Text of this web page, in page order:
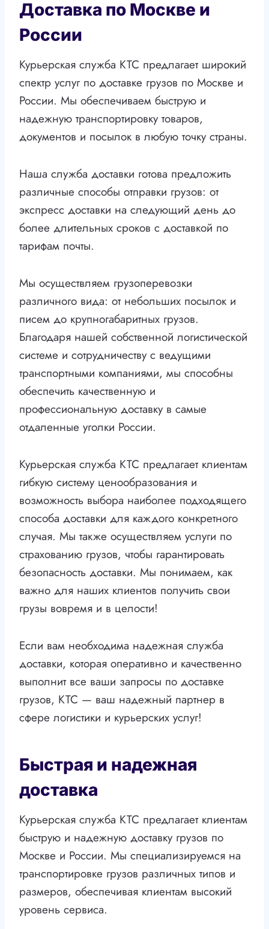
Доставка по Москве и
России
Курьерская служба КТС предлагает широкий
спектр услуг по доставке грузов по Москве и
России. Мы обеспечиваем быструю и
надежную транспортировку товаров,
документов и посылок в любую точку страны.
Наша служба доставки готова предложить
различные способы отправки грузов: от
экспресс доставки на следующий день до
более длительных сроков с доставкой по
тарифам почты.
Мы осуществляем грузоперевозки
различного вида: от небольших посылок и
писем до крупногабаритных грузов.
Благодаря нашей собственной логистической
системе и сотрудничеству с ведущими
транспортными компаниями, мы способны
обеспечить качественную и
профессиональную доставку в самые
отдаленные уголки России.
Курьерская служба КТС предлагает клиентам
гибкую систему ценообразования и
возможность выбора наиболее подходящего
способа доставки для каждого конкретного
случая. Мы также осуществляем услуги по
страхованию грузов, чтобы гарантировать
безопасность доставки. Мы понимаем, как
важно для наших клиентов получить свои
грузы вовремя и в целости!
Если вам необходима надежная служба
доставки, которая оперативно и качественно
выполнит все ваши запросы по доставке
грузов, КТС — ваш надежный партнер в
сфере логистики и курьерских услуг!
Быстрая и надежная
доставка
Курьерская служба КТС предлагает клиентам
быструю и надежную доставку грузов по
Москве и России. Мы специализируемся на
транспортировке грузов различных типов и
размеров, обеспечивая клиентам высокий
уровень сервиса.